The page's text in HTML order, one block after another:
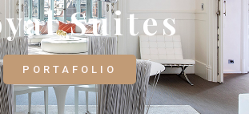
Suites
PORTAFOLIO